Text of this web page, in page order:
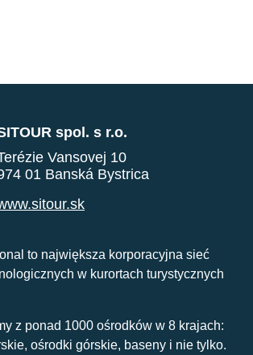
spol. s r.o.
Vansovej 10
01 Banská Bystrica
to największa korporacyjna sieć
w kurortach turystycznych
z ponad 1000 ośrodków w 8 krajach:
ośrodki górskie, baseny i nie tylko.